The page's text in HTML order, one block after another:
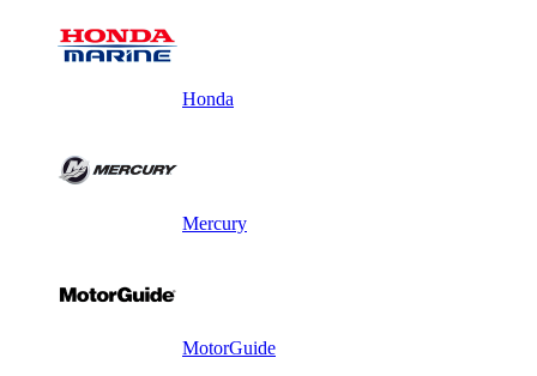
Honda
Mercury
MotorGuide